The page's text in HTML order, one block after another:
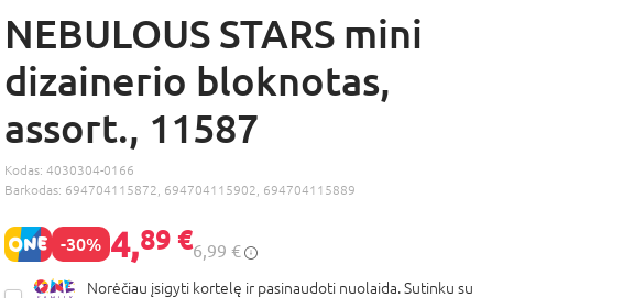
NEBULOUS STARS mini
dizainerio bloknotas,
assort., 11587
Kodas: 4030304-0166
Barkodas: 694704115872, 694704115902, 694704115889
-30% 4,89 €6,99 €
Norėčiau įsigyti kortelę ir pasinaudoti nuolaida. Sutinku su